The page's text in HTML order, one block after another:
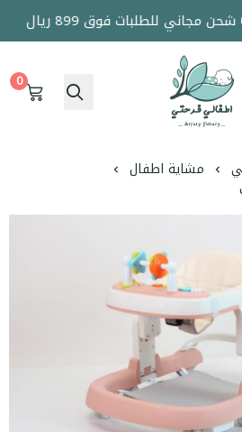
مجاني للطلبات فوق 899 ريال
اطفالي فرحتي
0
مشاية اطفال